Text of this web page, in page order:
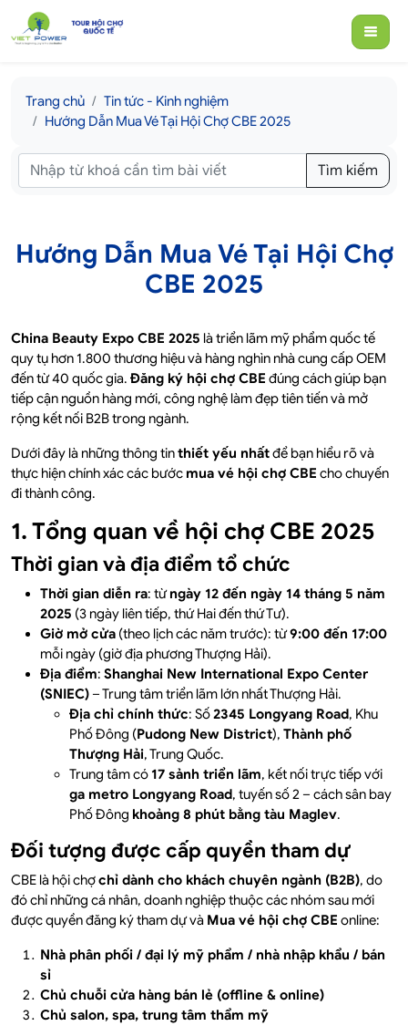
Trang chủ
Tin tức - Kinh nghiệm
Hướng Dẫn Mua Vé Tại Hội Chợ CBE 2025
Tìm kiếm
Hướng Dẫn Mua Vé Tại Hội Chợ
CBE 2025
China Beauty Expo CBE 2025 là triển lãm mỹ phẩm quốc tế
quy tụ hơn 1.800 thương hiệu và hàng nghìn nhà cung cấp OEM
đến từ 40 quốc gia. Đăng ký hội chợ CBE đúng cách giúp bạn
tiếp cận nguồn hàng mới, công nghệ làm đẹp tiên tiến và mở
rộng kết nối B2B trong ngành.
Dưới đây là những thông tinthiết yếu nhấtđể bạn hiểu rõ và
thực hiện chính xác các bước mua vé hội chợ CBE cho chuyến
đi thành công.
1. Tổng quan về hội chợ CBE 2025
Thời gian và địa điểm tổ chức
Thời gian diễn ra: từngày 12 đến ngày 14 tháng 5 năm
2025 (3 ngày liên tiếp, thứ Hai đến thứ Tư).
Giờ mở cửa (theo lịch các năm trước): từ9:00 đến 17:00
mỗi ngày (giờ địa phương Thượng Hải).
Địa điểm: Shanghai New International Expo Center
(SNIEC) – Trung tâm triển lãm lớn nhất Thượng Hải.
Địa chỉ chính thức: Số2345 Longyang Road, Khu
Phố Đông (Pudong New District), Thành phố
Thượng Hải, Trung Quốc.
Trung tâm có 17 sảnh triển lãm, kết nối trực tiếp với
ga metro Longyang Road, tuyến số 2 – cách sân bay
Phố Đông khoảng 8 phút bằng tàu Maglev.
Đối tượng được cấp quyền tham dự
CBE là hội chợchỉ dành cho khách chuyên ngành (B2B), do
đó chỉ những cá nhân, doanh nghiệp thuộc các nhóm sau mới
được quyền đăng ký tham dự và Mua vé hội chợ CBE online:
Nhà phân phối / đại lý mỹ phẩm / nhà nhập khẩu / bán
sỉ
Chủ chuỗi cửa hàng bán lẻ (offline & online)
Chủ salon, spa, trung tâm thẩm mỹ